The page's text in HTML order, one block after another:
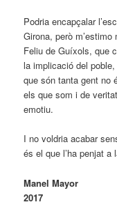
Podria encapçalar
Girona, però
Feliu de Guíxols, que
la implicació del
que són tanta gent no
els que som i de
emotiu.
I no voldria acabar
és el que l’ha penjat a
Manel
2017